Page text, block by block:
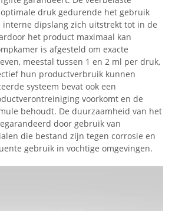
druk gedurende het gebruik
interne dipslang zich uitstrekt tot in de
het product maximaal kan
is afgesteld om exacte
meestal tussen 1 en 2 ml per druk,
hun productverbruik kunnen
systeem bevat ook een
voorkomt en de
behoudt. De duurzaamheid van het
door gebruik van
die bestand zijn tegen corrosie en
gebruik in vochtige omgevingen.